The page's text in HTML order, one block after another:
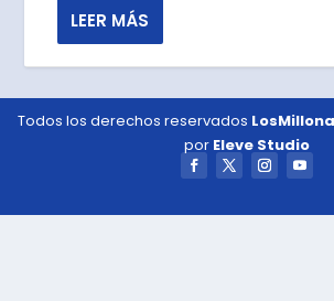
LEER MÁS
Todos los derechos reservados
por Eleve Studio